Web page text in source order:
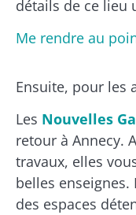
détails de ce lieu
Me rendre au
Ensuite, pour les
Les Nouvelles
retour à Annecy.
travaux, elles
belles
des espaces